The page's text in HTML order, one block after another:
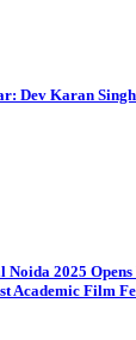
Dev Karan
2025
Academic Film